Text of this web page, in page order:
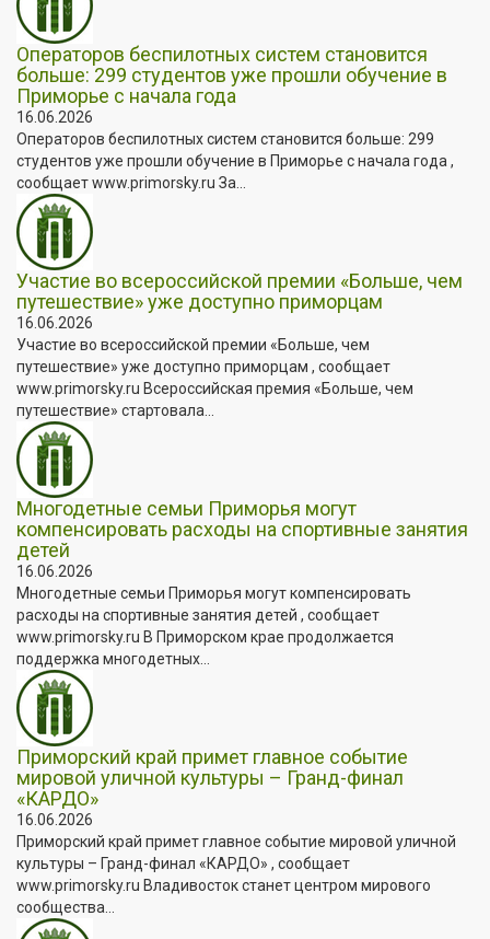
Операторов беспилотных систем становится
больше: 299 студентов уже прошли обучение в
Приморье с начала года
16.06.2026
Операторов беспилотных систем становится больше: 299
студентов уже прошли обучение в Приморье с начала года ,
сообщает www.primorsky.ru За...
Участие во всероссийской премии «Больше, чем
путешествие» уже доступно приморцам
16.06.2026
Участие во всероссийской премии «Больше, чем
путешествие» уже доступно приморцам , сообщает
www.primorsky.ru Всероссийская премия «Больше, чем
путешествие» стартовала...
Многодетные семьи Приморья могут
компенсировать расходы на спортивные занятия
детей
16.06.2026
Многодетные семьи Приморья могут компенсировать
расходы на спортивные занятия детей , сообщает
www.primorsky.ru В Приморском крае продолжается
поддержка многодетных...
Приморский край примет главное событие
мировой уличной культуры – Гранд-финал
«КАРДО»
16.06.2026
Приморский край примет главное событие мировой уличной
культуры – Гранд-финал «КАРДО» , сообщает
www.primorsky.ru Владивосток станет центром мирового
сообщества...